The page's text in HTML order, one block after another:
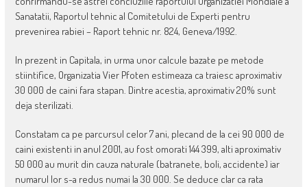
Sanatatii, Raportul tehnic al Comitetului de Experti pentru
prevenirea rabiei – Raport tehnic nr. 824, Geneva/1992.
In prezent in Capitala, in urma unor calcule bazate pe metode
stiintifice, Organizatia Vier Pfoten estimeaza ca traiesc aproximativ
30 000 de caini fara stapan. Dintre acestia, aproximativ 20% sunt
deja sterilizati.
Constatam ca pe parcursul celor 7 ani, plecand de la cei 90 000 de
caini existenti in anul 2001, au fost omorati 144 399, alti aproximativ
50 000 au murit din cauza naturale (batranete, boli, accidente) iar
numarul lor s-a redus numai la 30 000. Se deduce clar ca rata